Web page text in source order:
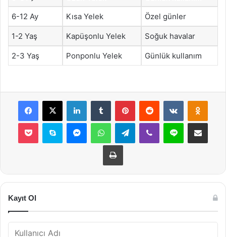
6-12 Ay Kısa Yelek Özel günler
1-2 Yaş Kapüşonlu Yelek Soğuk havalar
2-3 Yaş Ponponlu Yelek Günlük kullanım
Facebook
X LinkedInTumblr PinterestReddit VKontakte
Pocket Skype MessengerWhatsAppTelegramViber Line E-Posta ile
Yazdır
Kayıt Ol